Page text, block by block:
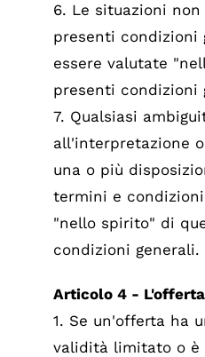
6. Le situazioni
presenti condizioni
essere valutate
presenti condizioni
7. Qualsiasi
all'interpretazione
una o più
termini e
"nello spirito" di
condizioni generali.
Articolo 4 - L'offerta
1. Se un'offerta ha
validità limitato o è